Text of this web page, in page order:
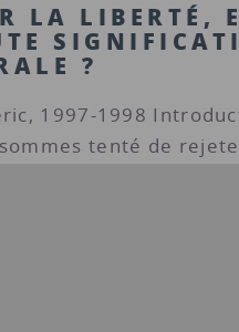
LA LIBERTÉ,
?
1997-1998
tenté de